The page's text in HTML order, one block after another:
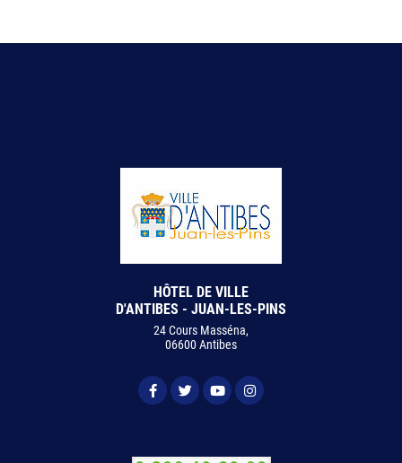
HÔTEL DE VILLE
D'ANTIBES - JUAN-LES-PINS
24 Cours Masséna,
06600 Antibes